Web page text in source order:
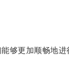
够更加顺畅地进